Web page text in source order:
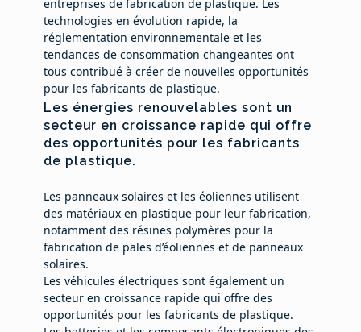
entreprises de fabrication de plastique. Les
technologies en évolution rapide, la
réglementation environnementale et les
tendances de consommation changeantes ont
tous contribué à créer de nouvelles opportunités
pour les fabricants de plastique.
Les énergies renouvelables sont un
secteur en croissance rapide qui offre
des opportunités pour les fabricants
de plastique.
Les panneaux solaires et les éoliennes utilisent
des matériaux en plastique pour leur fabrication,
notamment des résines polymères pour la
fabrication de pales d’éoliennes et de panneaux
solaires.
Les véhicules électriques sont également un
secteur en croissance rapide qui offre des
opportunités pour les fabricants de plastique.